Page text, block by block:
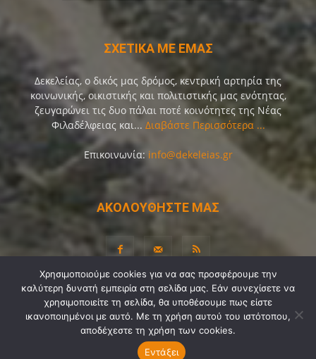
ΣΧΕΤΙΚΑ ΜΕ ΕΜΑΣ
Δεκελείας, ο δικός μας δρόμος, κεντρική αρτηρία της
κοινωνικής, οικιστικής και πολιτιστικής μας ενότητας,
ζευγαρώνει τις δυο πάλαι ποτέ κοινότητες της Νέας
Φιλαδέλφειας και... Διαβάστε Περισσότερα ...
Επικοινωνία: info@dekeleias.gr
ΑΚΟΛΟΥΘΗΣΤΕ ΜΑΣ
Διαύγεια Λίγα Λόγια για Εμάς
Επικοινωνία
Όροι Χρήσης
Προσωπικά Δεδομένα
Sitemap
Ψηφοφορίες
© Copyright 2021-2026 by Dekeleias.gr
Χρησιμοποιούμε cookies για να σας προσφέρουμε την
καλύτερη δυνατή εμπειρία στη σελίδα μας. Εάν συνεχίσετε να
χρησιμοποιείτε τη σελίδα, θα υποθέσουμε πως είστε
ικανοποιημένοι με αυτό. Με τη χρήση αυτού του ιστότοπου,
αποδέχεστε τη χρήση των cookies.
Εντάξει